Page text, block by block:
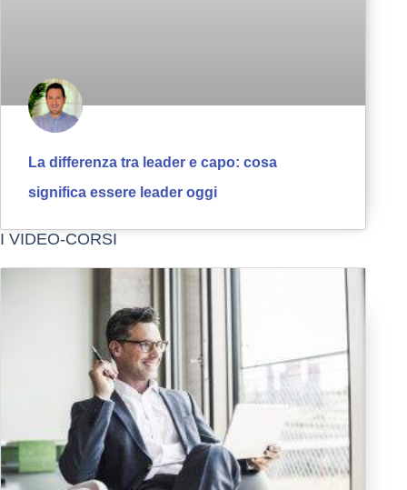
La differenza tra leader e capo: cosa
significa essere leader oggi
I VIDEO-CORSI